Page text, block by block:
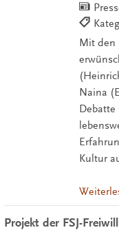
Mit den
Naina
Kultur
Projekt der FSJ-